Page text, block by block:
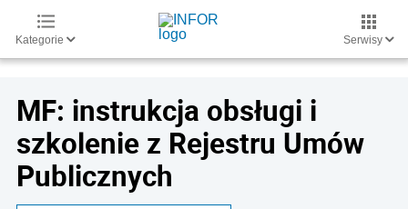
Kategorie Serwisy
MF: instrukcja obsługi i
szkolenie z Rejestru Umów
Publicznych